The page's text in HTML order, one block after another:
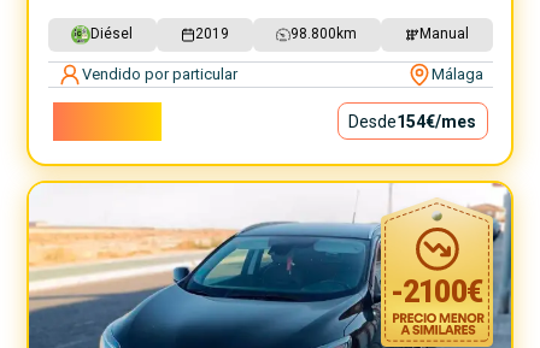
Diésel 2019 98.800 km Manual
Vendido por particular Málaga
Desde154€/mes
-2100€